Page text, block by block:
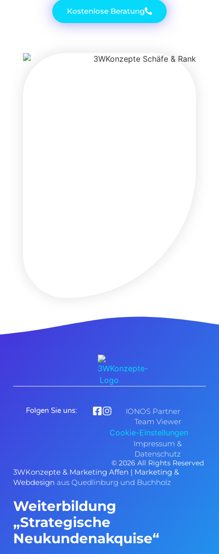
Kostenlose Beratung
Folgen Sie uns:
IONOS Partner
Team Viewer
Cookie-Einstellungen
Impressum &
Datenschutz
© 2026 All Rights Reserved
3WKonzepte& Marketing Affen | Marketing &
Webdesign aus Quedlinburg und Buchholz
Weiterbildung
„Strategische
Neukundenakquise“